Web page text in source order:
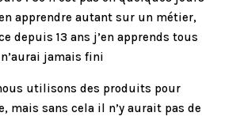
apprendre autant sur un métier,
depuis 13 ans j’en apprends tous
jamais fini
utilisons des produits pour
mais sans cela il n’y aurait pas de